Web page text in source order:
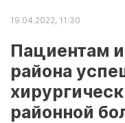
19.04.2022, 11:30
Пациентам
района
районной